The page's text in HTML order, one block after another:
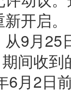
开启。
9月25
间收到
6月2日